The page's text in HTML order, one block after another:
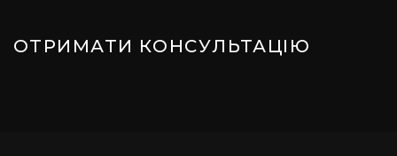
ОТРИМАТИ КОНСУЛЬТАЦІЮ